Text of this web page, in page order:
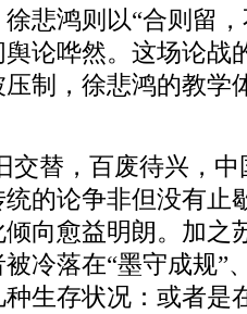
悲鸿则以“合则留
论哗然。这场论战
制，徐悲鸿的教学
交替，百废待兴，
的论争非但没有止
向愈益明朗。加之
冷落在“墨守成规”
生存状况：或者是